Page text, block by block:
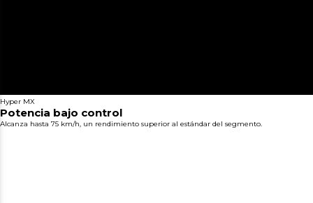
Hyper MX
Potencia bajo control
Alcanza hasta 75 km/h, un rendimiento superior al estándar del segmento.